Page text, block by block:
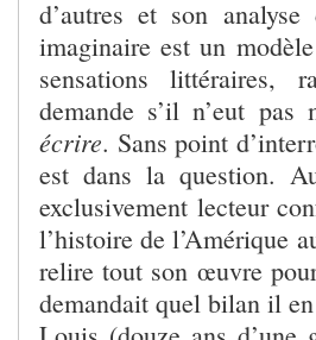
d’autres et son
imaginaire est un
sensations littéraires,
demande s’il n’eut
écrire. Sans point
est dans la question.
exclusivement lecteur
l’histoire de l’Amérique
relire tout son œuvre
demandait quel bilan il